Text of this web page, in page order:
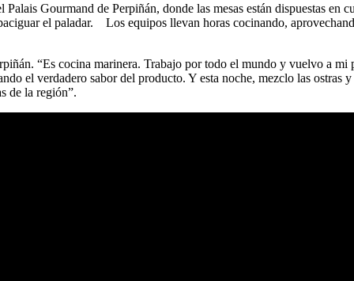
Gourmand de Perpiñán, donde las mesas están dispuestas en
el paladar. Los equipos llevan horas cocinando,
“Es cocina marinera. Trabajo por todo el mundo y vuelvo a
el verdadero sabor del producto. Y esta noche, mezclo las ostras y
de la región”.